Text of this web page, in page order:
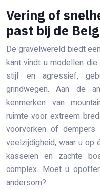
Vering of
past bij de
De gravelwereld biedt
kant vindt u modellen
stijf en agressief,
grindwegen. Aan de
kenmerken van
ruimte voor extreem
voorvorken of
veelzijdigheid, waar u op
kasseien en zachte
complex. Moet u
andersom?